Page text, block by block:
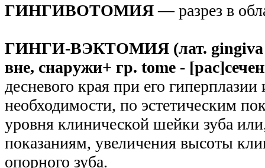
ГИНГИВОТОМИЯ— разрез в
ГИНГИ-ВЭКТОМИЯ (лат. gingiva -
вне, снаружи+ гр. tome -
десневого края при его
необходимости, по эстетическим
уровня клинической шейки зуба
показаниям, увеличения высоты
опорного зуба.